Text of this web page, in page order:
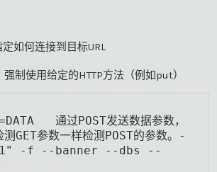
如何连接到目标URL
制使用给定的HTTP方法（例如put）
通过POST发送数据参数，
GET参数一样检测POST的参数。-
-f --banner --dbs --